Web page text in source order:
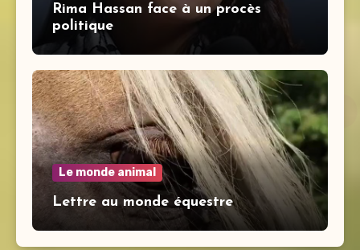
Rima Hassan face à un procès
politique
Le monde animal
Lettre au monde équestre